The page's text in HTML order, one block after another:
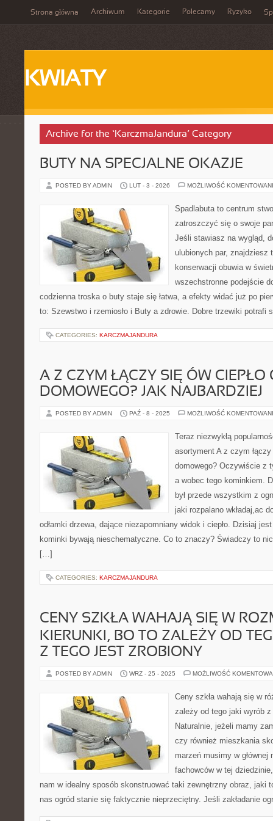
Strona główna Archiwum Kategorie Polecamy Ryzyko
KWIATY
Archive for the ‘KarczmaJandura’ Category
BUTY NA SPECJALNE OKAZJE
POSTED BY ADMIN LUT - 3 - 2026 MOŻLIWOŚĆ
Spadlabuta to centrum
zatroszczyć się o swoje
Jeśli stawiasz na wygląd,
ulubionych par, znajdziesz
konserwacji obuwia w
wszechstronne podejście
codzienna troska o buty staje się łatwa, a efekty widać już po
to: Szewstwo i rzemiosło i Buty a zdrowie. Dobre trzewiki potrafi
CATEGORIES: KARCZMAJANDURA
A Z CZYM ŁĄCZY SIĘ ÓW CIEPŁO
DOMOWEGO? JAK NAJBARDZIEJ
POSTED BY ADMIN PAŹ - 8 - 2025 MOŻLIWOŚĆ
Teraz niezwykłą
asortyment A z czym
domowego? Oczywiście z
a wobec tego kominkiem.
był przede wszystkim z
jaki rozpalano wkładaj,ac
odłamki drzewa, dające niezapomniany widok i ciepło. Dzisiaj
kominki bywają nieschematyczne. Co to znaczy? Świadczy to
[…]
CATEGORIES: KARCZMAJANDURA
CENY SZKŁA WAHAJĄ SIĘ W
KIERUNKI, BO TO ZALEŻY OD
Z TEGO JEST ZROBIONY
POSTED BY ADMIN WRZ - 25 - 2025 MOŻLIWOŚĆ
Ceny szkła wahają się w
zależy od tego jaki wyrób
Naturalnie, jeżeli mamy
czy również mieszkania
marzeń musimy w głównej
fachowców w tej
nam w idealny sposób skonstruować taki zewnętrzny obraz, jaki
nas ogród stanie się faktycznie nieprzeciętny. Jeśli zakładanie